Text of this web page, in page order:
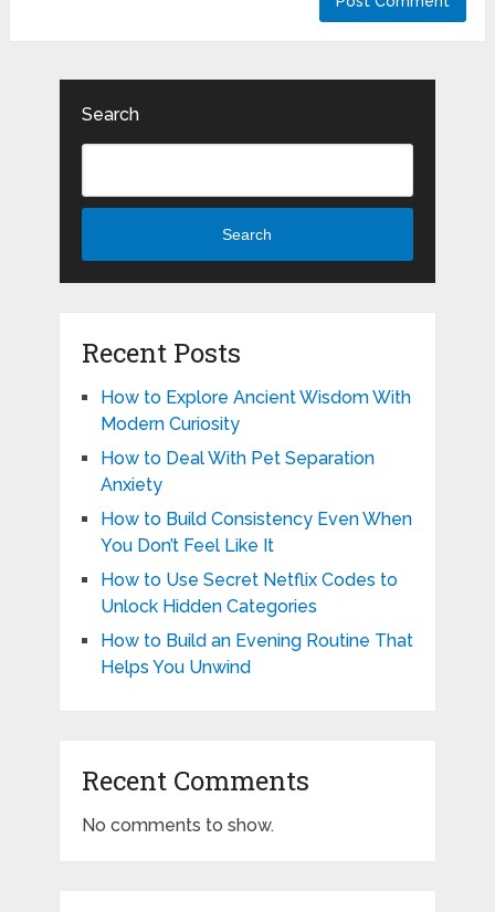
Search
Search
Recent Posts
How to Explore Ancient Wisdom With
Modern Curiosity
How to Deal With Pet Separation
Anxiety
How to Build Consistency Even When
You Don’t Feel Like It
How to Use Secret Netflix Codes to
Unlock Hidden Categories
How to Build an Evening Routine That
Helps You Unwind
Recent Comments
No comments to show.